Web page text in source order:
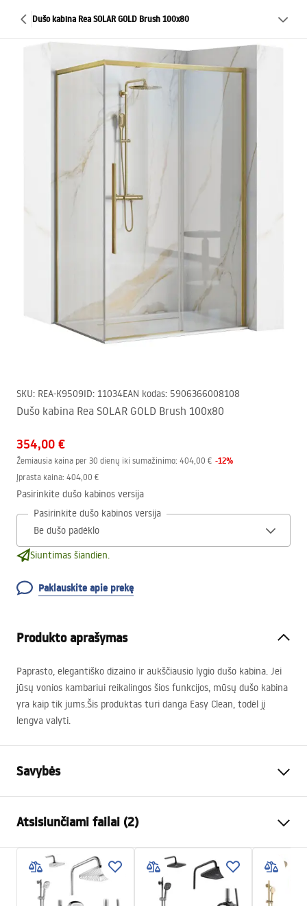
Dušo kabina Rea SOLAR GOLD Brush 100x80
SKU: REA-K9509ID: 11034EAN kodas: 5906366008108
Dušo kabina Rea SOLAR GOLD Brush 100x80
354,00 €
Žemiausia kaina per 30 dienų iki sumažinimo: 404,00 € -12%
Įprasta kaina: 404,00 €
Pasirinkite dušo kabinos versija
Pasirinkite dušo kabinos versija
Siuntimas šiandien.
Paklauskite apie prekę
Produkto aprašymas
Paprasto, elegantiško dizaino ir aukščiausio lygio dušo kabina. Jei
jūsų vonios kambariui reikalingos šios funkcijos, mūsų dušo kabina
yra kaip tik jums.Šis produktas turi danga Easy Clean, todėl jį
lengva valyti.
Savybės
Spalva
Kabinos tipas
Kampas
Stiklo spalva
Transparent 6mm
Atidarymo būdas
Stumdomas
Atsisiunčiami failai (2)
Garantijos sąlygos
Warranty_Terms_and_Conditions_-
_Shower_Doors__Enclosures__Panels__Bath_Screens_-